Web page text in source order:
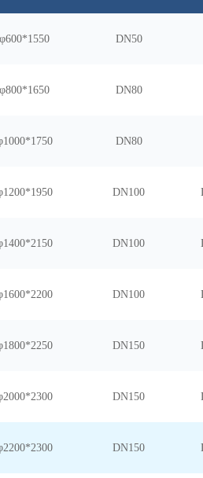
φ600*1550 DN50
φ800*1650 DN80
DN80
DN100
DN100
DN100
DN150
DN150
DN150